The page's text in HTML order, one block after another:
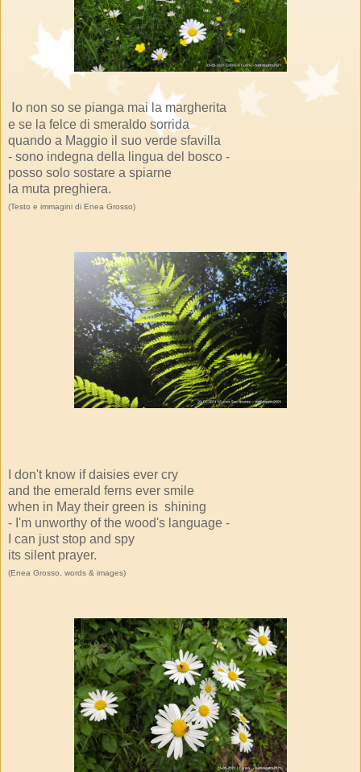
Io non so se pianga mai la margherita
e se la felce di smeraldo sorrida
quando a Maggio il suo verde sfavilla
- sono indegna della lingua del bosco -
posso solo sostare a spiarne
la muta preghiera.
(Testo e immagini di Enea Grosso)
I don't know if daisies ever cry
and the emerald ferns ever smile
when in May their green is shining
- I'm unworthy of the wood's language -
I can just stop and spy
its silent prayer.
(Enea Grosso, words & images)